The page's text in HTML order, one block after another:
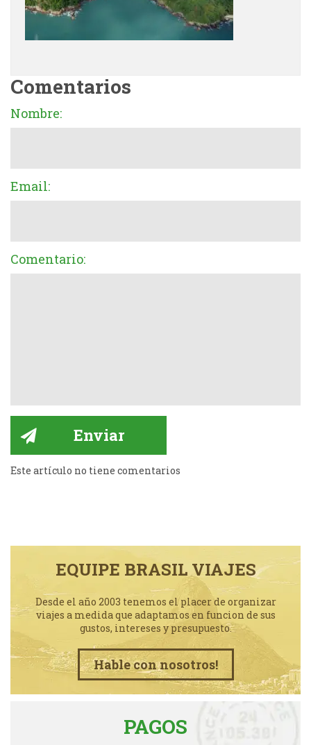
Comentarios
Nombre:
Email:
Comentario:
Este artículo no tiene comentarios
EQUIPE BRASIL VIAJES
Desde el año 2003 tenemos el placer de organizar
viajes a medida que adaptamos en funcion de sus
gustos, intereses y presupuesto.
Hable con nosotros!
PAGOS